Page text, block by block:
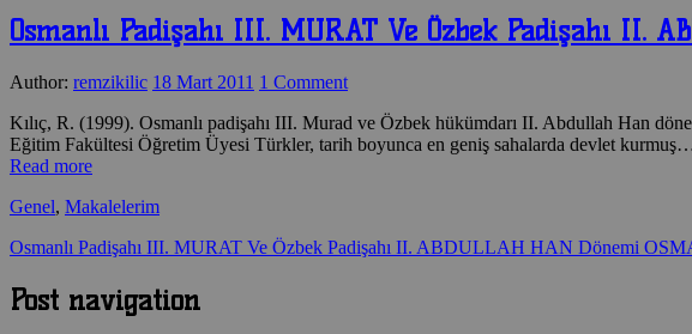
Osmanlı Padişahı III. MURAT Ve Özbek Padişahı II.
Author: remzikilic 18 Mart 2011 1 Comment
Kılıç, R. (1999). Osmanlı padişahı III. Murad ve Özbek hükümdarı II. Abdullah Han
Eğitim Fakültesi Öğretim Üyesi Türkler, tarih boyunca en geniş sahalarda devlet kurmuş…
Read more
Genel, Makalelerim
Osmanlı Padişahı III. MURAT Ve Özbek Padişahı II. ABDULLAH HAN Dönemi
Post navigation